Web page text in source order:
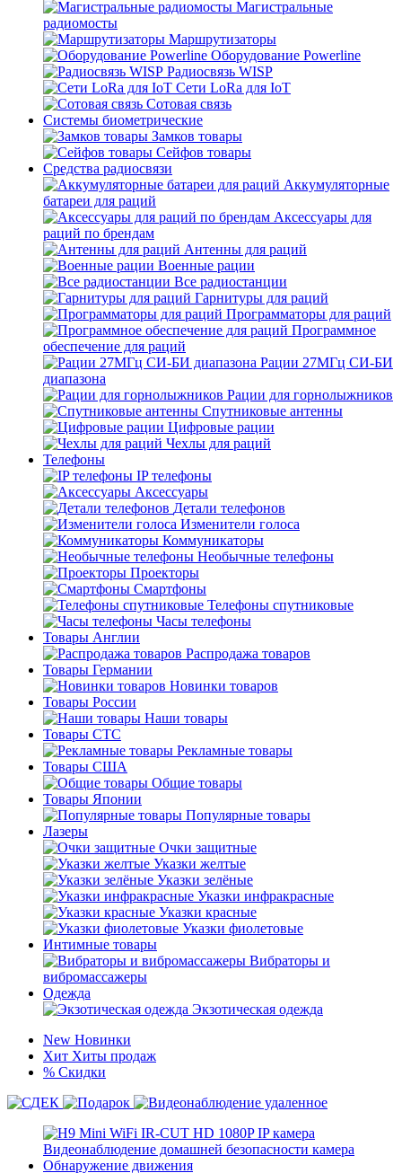
Магистральные
радиомосты
Маршрутизаторы
Оборудование Powerline
Радиосвязь WISP
Сети LoRa для IoT
Сотовая связь
Системы биометрические
Замков товары
Сейфов товары
Средства радиосвязи
Аккумуляторные
батареи для раций
Аксессуары для
раций по брендам
Антенны для раций
Военные рации
Все радиостанции
Гарнитуры для раций
Программаторы для раций
Программное
обеспечение для раций
Рации 27МГц СИ-БИ
диапазона
Рации для горнолыжников
Спутниковые антенны
Цифровые рации
Чехлы для раций
Телефоны
IP телефоны
Аксессуары
Детали телефонов
Изменители голоса
Коммуникаторы
Необычные телефоны
Проекторы
Смартфоны
Телефоны спутниковые
Часы телефоны
Товары Англии
Распродажа товаров
Товары Германии
Новинки товаров
Товары России
Наши товары
Товары СТС
Рекламные товары
Товары США
Общие товары
Товары Японии
Популярные товары
Лазеры
Очки защитные
Указки желтые
Указки зелёные
Указки инфракрасные
Указки красные
Указки фиолетовые
Интимные товары
Вибраторы и
вибромассажеры
Одежда
Экзотическая одежда
New Новинки
Хит Хиты продаж
% Скидки